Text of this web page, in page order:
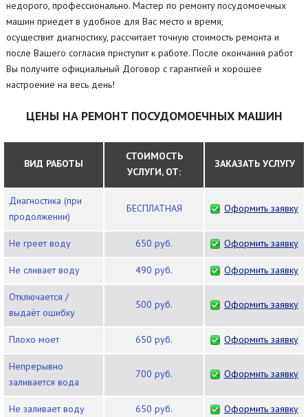
недорого, профессионально. Мастер по ремонту посудомоечных
машин приедет в удобное для Вас место и время,
осуществит диагностику, рассчитает точную стоимость ремонта и
после Вашего согласия приступит к работе. После окончания работ
Вы получите официальный Договор с гарантией и хорошее
настроение на весь день!
ЦЕНЫ НА РЕМОНТ ПОСУДОМОЕЧНЫХ МАШИН
ВИД РАБОТЫ
СТОИМОСТЬ
УСЛУГИ, ОТ:
ЗАКАЗАТЬ УСЛУГУ
Диагностика (при
продолжении)
БЕСПЛАТНАЯ Оформить заявку
Не греет воду 650 руб. Оформить заявку
Не сливает воду 490 руб. Оформить заявку
Отключается /
выдаёт ошибку
500 руб. Оформить заявку
Плохо моет 650 руб. Оформить заявку
Непрерывно
заливается вода
700 руб. Оформить заявку
Не заливает воду 650 руб. Оформить заявку